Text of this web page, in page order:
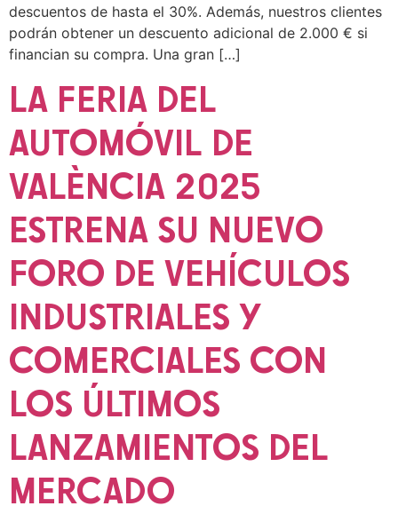
descuentos de hasta el 30%. Además, nuestros clientes
podrán obtener un descuento adicional de 2.000 € si
financian su compra. Una gran […]
LA FERIA DEL
AUTOMÓVIL DE
VALÈNCIA 2025
ESTRENA SU NUEVO
FORO DE VEHÍCULOS
INDUSTRIALES Y
COMERCIALES CON
LOS ÚLTIMOS
LANZAMIENTOS DEL
MERCADO